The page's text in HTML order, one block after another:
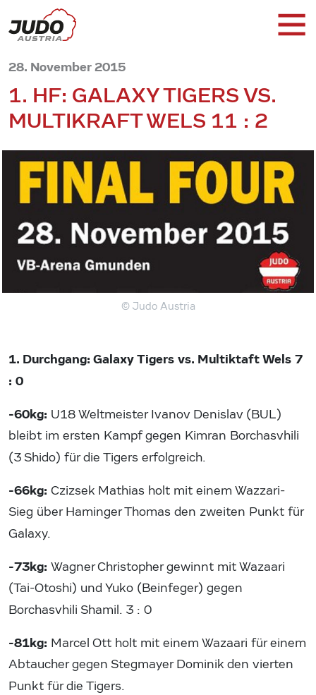
28. November 2015
1. HF: GALAXY TIGERS VS.
MULTIKRAFT WELS 11 : 2
© Judo Austria
1. Durchgang: Galaxy Tigers vs. Multiktaft Wels 7
: 0
-60kg: U18 Weltmeister Ivanov Denislav (BUL)
bleibt im ersten Kampf gegen Kimran Borchasvhili
(3 Shido) für die Tigers erfolgreich.
-66kg: Czizsek Mathias holt mit einem Wazzari-
Sieg über Haminger Thomas den zweiten Punkt für
Galaxy.
-73kg: Wagner Christopher gewinnt mit Wazaari
(Tai-Otoshi) und Yuko (Beinfeger) gegen
Borchasvhili Shamil. 3 : 0
-81kg: Marcel Ott holt mit einem Wazaari für einem
Abtaucher gegen Stegmayer Dominik den vierten
Punkt für die Tigers.